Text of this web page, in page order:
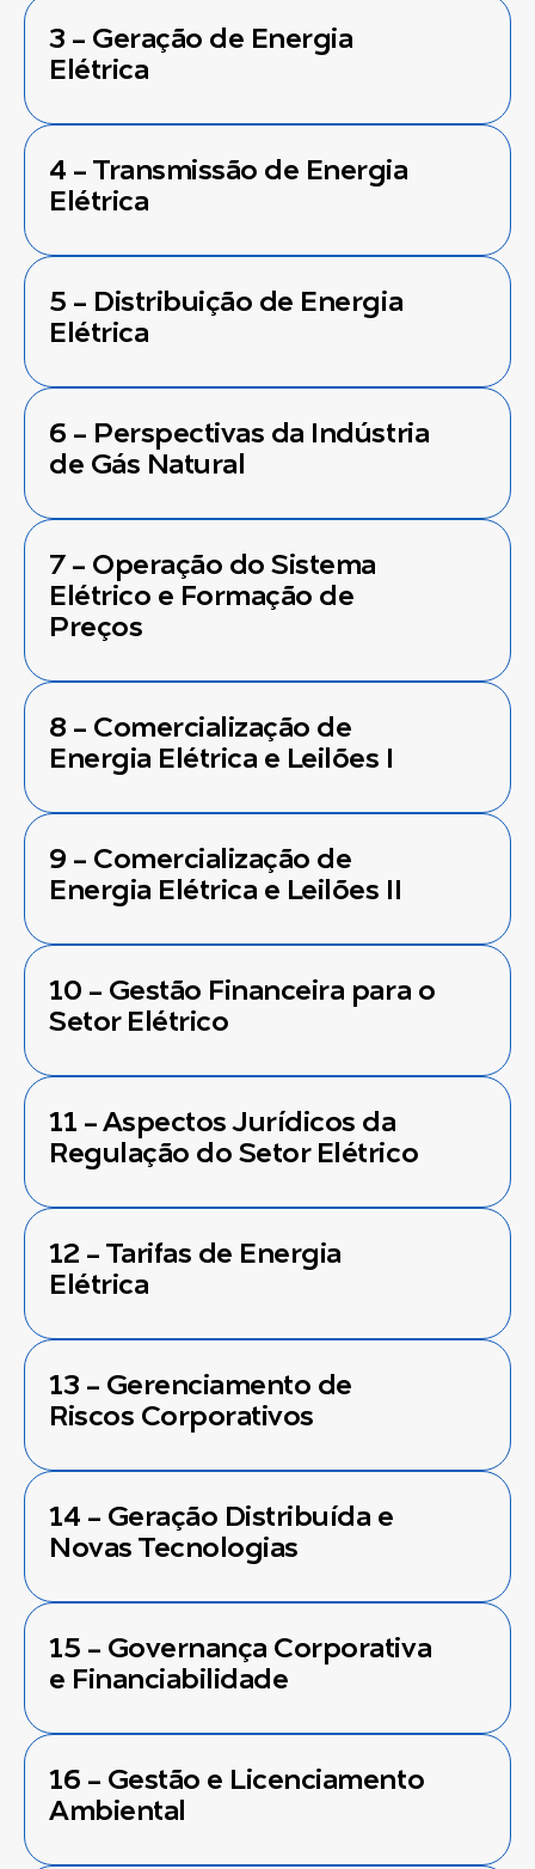
3 - Geração de Energia
Elétrica
4 - Transmissão de Energia
Elétrica
5 - Distribuição de Energia
Elétrica
6 - Perspectivas da Indústria
de Gás Natural
7 - Operação do Sistema
Elétrico e Formação de
Preços
8 - Comercialização de
Energia Elétrica e Leilões I
9 - Comercialização de
Energia Elétrica e Leilões II
10 - Gestão Financeira para o
Setor Elétrico
11 - Aspectos Jurídicos da
Regulação do Setor Elétrico
12 - Tarifas de Energia
Elétrica
13 - Gerenciamento de
Riscos Corporativos
14 - Geração Distribuída e
Novas Tecnologias
15 - Governança Corporativa
e Financiabilidade
16 - Gestão e Licenciamento
Ambiental